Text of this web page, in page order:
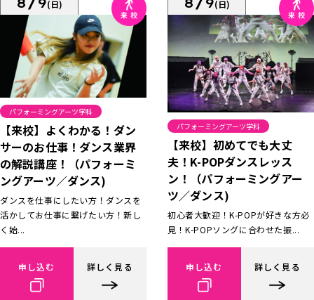
(日)
パフォーミングアーツ学科
【来校】よくわかる！ダン
サーのお仕事！ダンス業界
の解説講座！（パフォーミ
ングアーツ／ダンス)
ダンスを仕事にしたい方！ダンスを
活かしてお仕事に繋げたい方！新し
く始...
申し込む 詳しく見る
(日)
パフォーミングアーツ学科
【来校】初めてでも大丈
夫！K-POPダンスレッス
ン！（パフォーミングアー
ツ／ダンス)
初心者大歓迎！K-POPが好きな方必
見！K-POPソングに合わせた振...
申し込む 詳しく見る